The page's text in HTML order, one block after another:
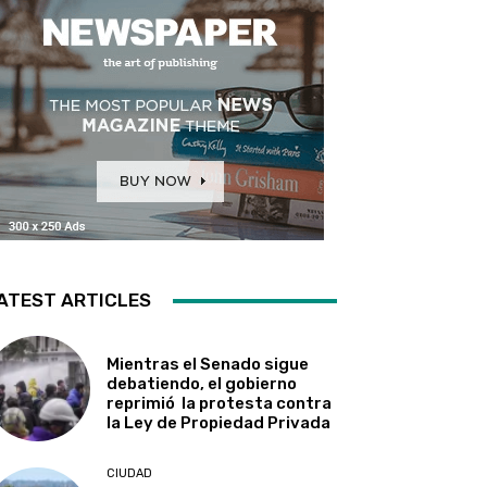
ARTICLES
Mientras el Senado sigue
debatiendo, el gobierno
reprimió la protesta contra
la Ley de Propiedad Privada
CIUDAD